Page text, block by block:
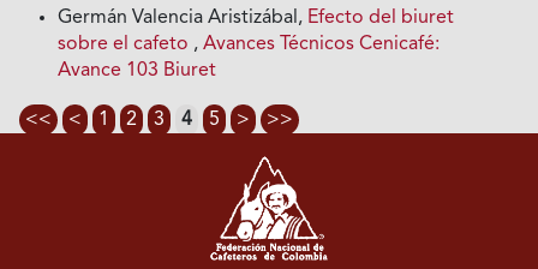
Germán Valencia Aristizábal, Efecto del biuret
sobre el cafeto ,Avances Técnicos Cenicafé:
Avance 103 Biuret
<< < 1 2 3 4 5 > >>